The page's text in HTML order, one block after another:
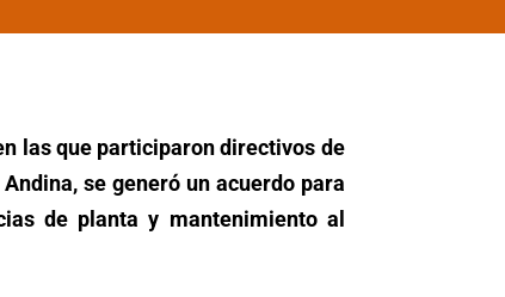
las que participaron directivos de
se generó un acuerdo para
de planta y mantenimiento al